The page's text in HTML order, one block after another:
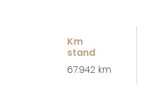
Km
stand
67.942 km